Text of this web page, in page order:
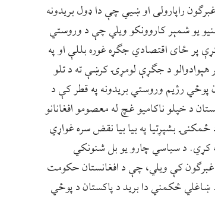
راپارولی او ښيي چې دا ډول بریدونه
یو شمېر کاروونکو ویلي چې د وروستي
پر ځای اقتصادي جګړه غوره بللې او په
هېوادوالو د جګړې لومړۍ کرښې ته د تلو
رژيم وروستي بريدونه په قطر کې د
د خپلو ناکامیو غچ له معصومو افغانانو
بشپړتیا په بیا بیا نقض سره غواړي
کړي. د سياسي چارو یو بل شنونکي
کې ویلي، چې د افغانستان حکومت
څکمني دا برید د پاکستان د پوځي